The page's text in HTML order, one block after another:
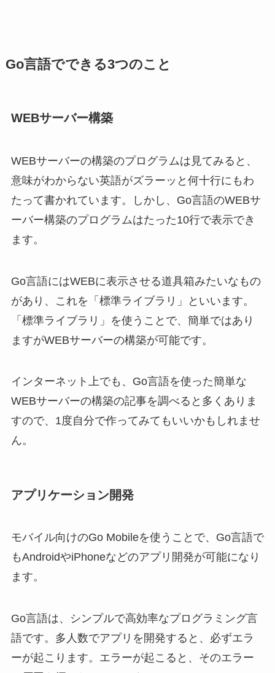
Go言語でできる3つのこと
WEBサーバー構築
WEBサーバーの構築のプログラムは見てみると、
意味がわからない英語がズラーッと何十行にもわ
たって書かれています。しかし、Go言語のWEBサ
ーバー構築のプログラムはたった10行で表示でき
ます。
Go言語にはWEBに表示させる道具箱みたいなもの
があり、これを「標準ライブラリ」といいます。
「標準ライブラリ」を使うことで、簡単ではあり
ますがWEBサーバーの構築が可能です。
インターネット上でも、Go言語を使った簡単な
WEBサーバーの構築の記事を調べると多くありま
すので、1度自分で作ってみてもいいかもしれませ
ん。
アプリケーション開発
モバイル向けのGo Mobileを使うことで、Go言語で
もAndroidやiPhoneなどのアプリ開発が可能になり
ます。
Go言語は、シンプルで高効率なプログラミング言
語です。多人数でアプリを開発すると、必ずエラ
ーが起こります。エラーが起こると、そのエラー